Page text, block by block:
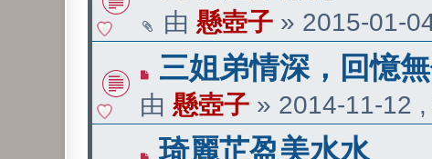
由 懸壺子 » 2015-01-
三姐弟情深，回憶
由 懸壺子 » 2014-11-12
琦麗芷盈美水水